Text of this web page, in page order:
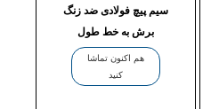
سیم پیچ فولادی ضد زنگ
برش به خط طول
هم اکنون تماشا
کنید